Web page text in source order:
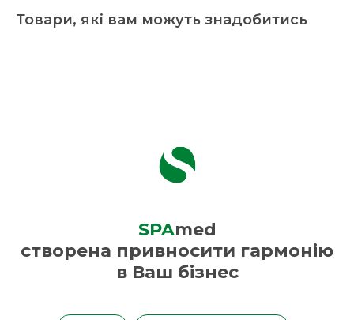
Товари, які вам можуть знадобитись
SPAmed
створена привносити гармонію
в Ваш бізнес